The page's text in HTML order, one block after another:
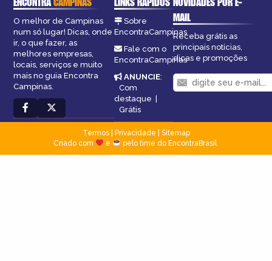
O melhor de Campinas
num só lugar! Dicas, onde
ir, o que fazer, as
melhores empresas,
locais, serviços e muito
mais no guia Encontra
Campinas.
Sobre
EncontraCampinas
Fale com o
EncontraCampinas
ANUNCIE:
Com
destaque |
Grátis
MAIL
Receba grátis as
principais notícias,
dicas e promoções
Termos| Privacidade
Sitemap
Criado com
e pelo time do EncontraBrasil